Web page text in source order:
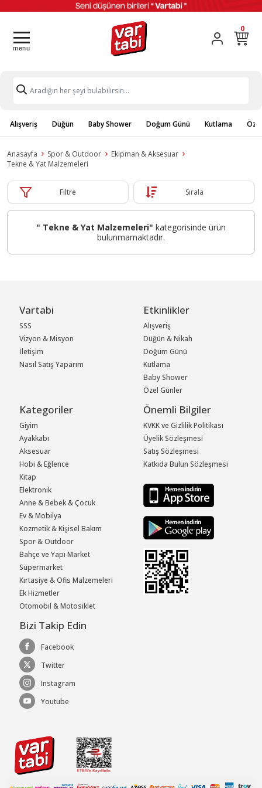
0
Alışveriş Düğün Baby Shower Doğum Günü Kutlama
Anasayfa Spor & Outdoor
Ekipman & Aksesuar
Tekne & Yat Malzemeleri
Filtre Sırala
" Tekne & Yat Malzemeleri" kategorisinde ürün
bulunmamaktadır.
Vartabi
SSS
Vizyon & Misyon
İletişim
Nasıl Satış Yaparım
Etkinlikler
Alışveriş
Düğün & Nikah
Doğum Günü
Kutlama
Baby Shower
Özel Günler
Kategoriler
Giyim
Ayakkabı
Aksesuar
Hobi & Eğlence
Kitap
Elektronik
Anne & Bebek & Çocuk
Ev & Mobilya
Kozmetik & Kişisel Bakım
Spor & Outdoor
Bahçe ve Yapı Market
Süpermarket
Kırtasiye & Ofis Malzemeleri
Ek Hizmetler
Otomobil & Motosiklet
Önemli Bilgiler
KVKK ve Gizlilik Politikası
Üyelik Sözleşmesi
Satış Sözleşmesi
Katkıda Bulun Sözleşmesi
Bizi Takip Edin
Facebook
Twitter
Instagram
Youtube